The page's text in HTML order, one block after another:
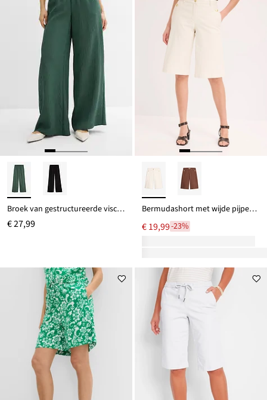
Broek van gestructureerde viscosemix
€ 27,99
Bermudashort met wijde pijpen van elastisch twill
€ 19,99-23%